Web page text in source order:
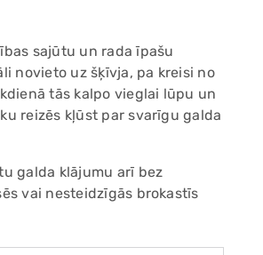
sajūtu un rada īpašu
novieto uz šķīvja, pa kreisi no
tās kalpo vieglai lūpu un
reizēs kļūst par svarīgu galda
galda klājumu arī bez
vai nesteidzīgās brokastīs